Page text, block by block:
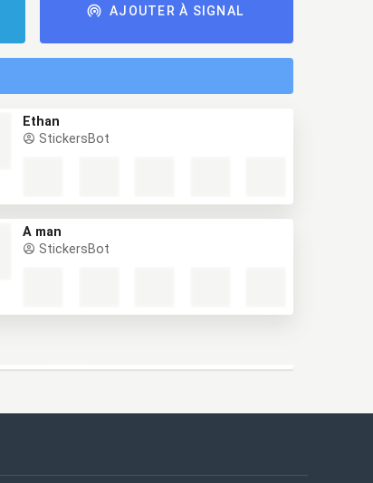
AJOUTER À SIGNAL
Ethan
StickersBot
A man
StickersBot